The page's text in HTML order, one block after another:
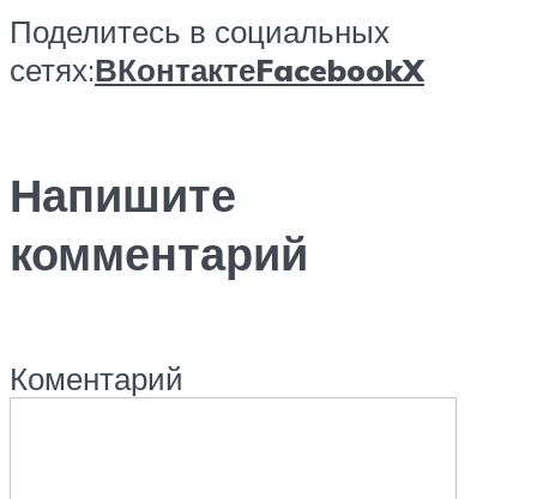
Поделитесь в социальных
сетях:ВКонтактеFacebookX
Напишите
комментарий
Коментарий